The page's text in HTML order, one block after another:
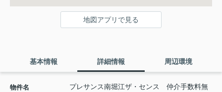
地図アプリで見る
基本情報 詳細情報 周辺環境
物件名
プレサンス南堀江ザ・センス 仲介手数料無